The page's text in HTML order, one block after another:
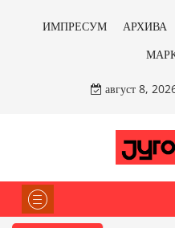
ИМПРЕСУМ АРХИВА
август 8,